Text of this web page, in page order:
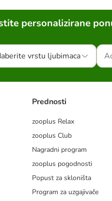
personalizirane
vrstu ljubimaca
Prednosti
zooplus Relax
zooplus Club
Nagradni program
zooplus pogodnosti
Popust za skloništa
Program za uzgajivače